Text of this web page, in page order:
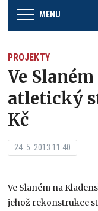
MENU
PROJEKTY
Ve
atletický
Kč
24. 5. 2013 11:40
Ve Slaném na
jehož rekonstrukce